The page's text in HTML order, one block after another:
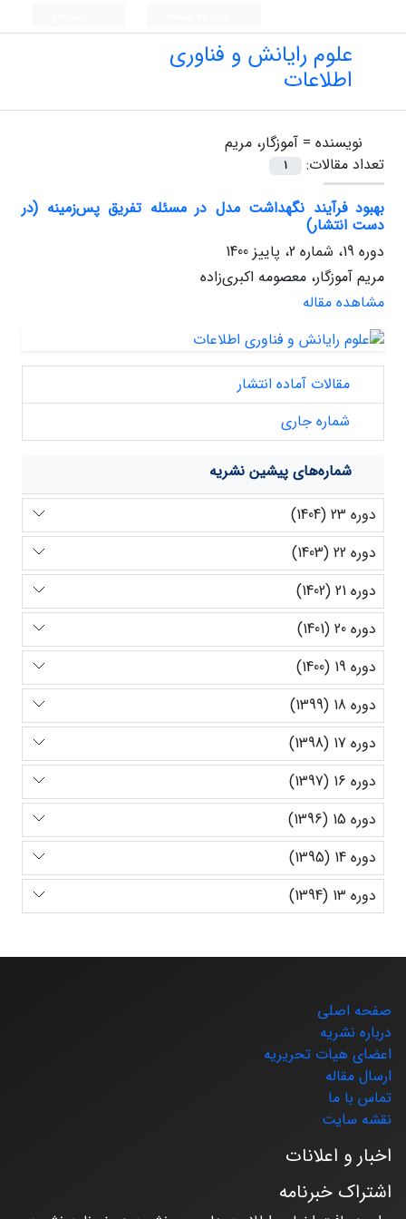
علوم رایانش و فناوری
اطلاعات
نویسنده = آموزگار، مریم
تعداد مقالات:
1
بهبود فرآیند نگهداشت مدل در مسئله تفریق پس‌زمینه (در
دست انتشار)
دوره 19، شماره 2، پاییز 1400
مریم آموزگار، معصومه اکبری‌زاده
مشاهده مقاله
مقالات آماده انتشار
شماره جاری
شماره‌های پیشین نشریه
دوره 23 (1404)
دوره 22 (1403)
دوره 21 (1402)
دوره 20 (1401)
دوره 19 (1400)
دوره 18 (1399)
دوره 17 (1398)
دوره 16 (1397)
دوره 15 (1396)
دوره 14 (1395)
دوره 13 (1394)
صفحه اصلی
درباره نشریه
اعضای هیات تحریریه
ارسال مقاله
تماس با ما
نقشه سایت
اخبار و اعلانات
اشتراک خبرنامه